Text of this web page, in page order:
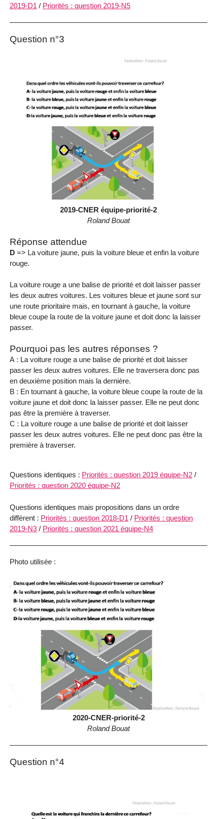
2019-D1 / Priorités : question 2019-N5
Question n°3
2019-CNER équipe-priorité-2
Roland Bouat
Réponse attendue
D => La voiture jaune, puis la voiture bleue et enfin la voiture
rouge.
La voiture rouge a une balise de priorité et doit laisser passer
les deux autres voitures. Les voitures bleue et jaune sont sur
une route prioritaire mais, en tournant à gauche, la voiture
bleue coupe la route de la voiture jaune et doit donc la laisser
passer.
Pourquoi pas les autres réponses ?
A : La voiture rouge a une balise de priorité et doit laisser
passer les deux autres voitures. Elle ne traversera donc pas
en deuxième position mais la dernière.
B : En tournant à gauche, la voiture bleue coupe la route de la
voiture jaune et doit donc la laisser passer. Elle ne peut donc
pas être la première à traverser.
C : La voiture rouge a une balise de priorité et doit laisser
passer les deux autres voitures. Elle ne peut donc pas être la
première à traverser.
Questions identiques : Priorités : question 2019 équipe-N2 /
Priorités : question 2020 équipe-N2
Questions identiques mais propositions dans un ordre
différent : Priorités : question 2018-D1 / Priorités : question
2019-N3 / Priorités : question 2021 équipe-N4
Photo utilisée :
2020-CNER-priorité-2
Roland Bouat
Question n°4